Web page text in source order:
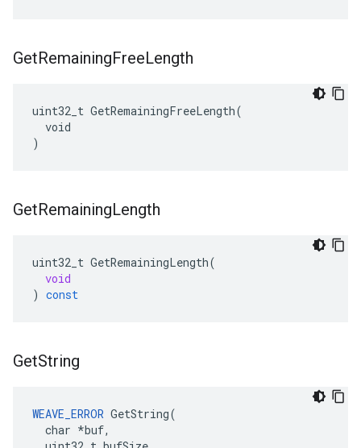
GetRemainingFreeLength
uint32_t GetRemainingFreeLength(
  void
)
GetRemainingLength
uint32_t GetRemainingLength(
void
) const
GetString
WEAVE_ERROR GetString(
  char *buf,